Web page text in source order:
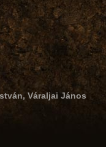
Váraljai János